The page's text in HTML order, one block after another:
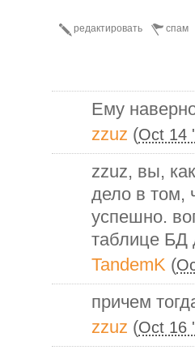
спам
редактировать
Ему
zzuz (Oct 14
zzuz, вы,
дело в том,
успешно.
таблице БД
TandemK (
причем
zzuz (Oct 16